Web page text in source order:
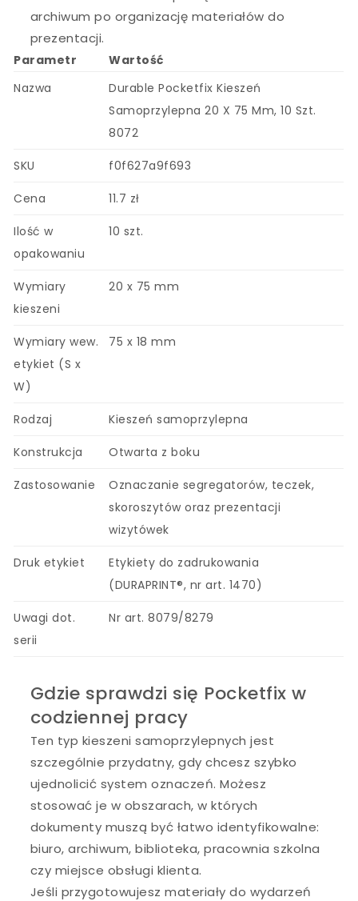
archiwum po organizację materiałów do
prezentacji.
Parametr
Wartość
Nazwa
Durable Pocketfix Kieszeń
Samoprzylepna 20 X 75 Mm, 10 Szt.
8072
SKU f0f627a9f693
Cena 11.7 zł
Ilość w
opakowaniu
10 szt.
Wymiary
kieszeni
20 x 75 mm
Wymiary wew.
etykiet (S x
W)
75 x 18 mm
Rodzaj Kieszeń samoprzylepna
Konstrukcja Otwarta z boku
Zastosowanie
Oznaczanie segregatorów, teczek,
skoroszytów oraz prezentacji
wizytówek
Druk etykiet
Etykiety do zadrukowania
(DURAPRINT®, nr art. 1470)
Uwagi dot.
serii
Nr art. 8079/8279
Gdzie sprawdzi się Pocketfix w
codziennej pracy
Ten typ kieszeni samoprzylepnych jest
szczególnie przydatny, gdy chcesz szybko
ujednolicić system oznaczeń. Możesz
stosować je w obszarach, w których
dokumenty muszą być łatwo identyfikowalne:
biuro, archiwum, biblioteka, pracownia szkolna
czy miejsce obsługi klienta.
Jeśli przygotowujesz materiały do wydarzeń